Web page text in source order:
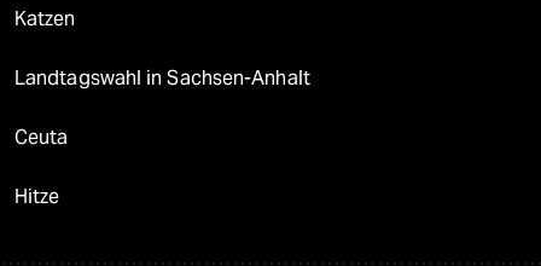
Katzen
Landtagswahl in Sachsen-Anhalt
Ceuta
Hitze